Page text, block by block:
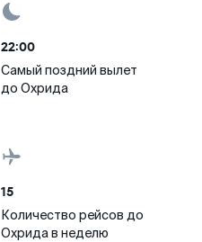
22:00
Самый поздний вылет
до Охрида
15
Количество рейсов до
Охрида в неделю